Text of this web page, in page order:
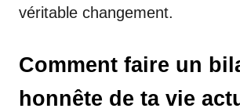
véritable changement.
Comment faire un
honnête de ta vie